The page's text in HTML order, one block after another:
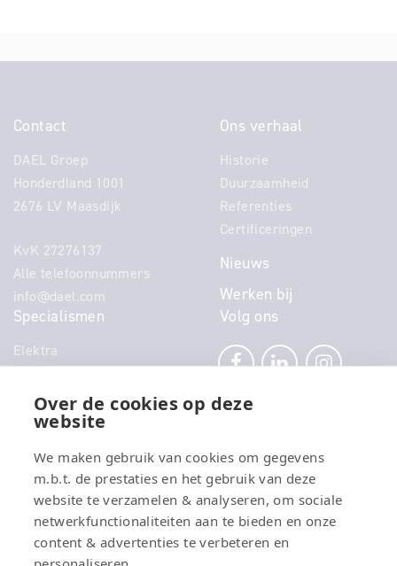
Contact
DAEL Groep
Honderdland 1001
2676 LV Maasdijk
KvK 27276137
Alle telefoonnummers
info@dael.com
Ons verhaal
Historie
Duurzaamheid
Referenties
Certificeringen
Nieuws
Werken bij
Specialismen
Elektra
Technisch Beheer
Power
Security
Connectivity
Volg ons
Over de cookies op deze
website
We maken gebruik van cookies om gegevens
m.b.t. de prestaties en het gebruik van deze
website te verzamelen & analyseren, om sociale
netwerkfunctionaliteiten aan te bieden en onze
content & advertenties te verbeteren en